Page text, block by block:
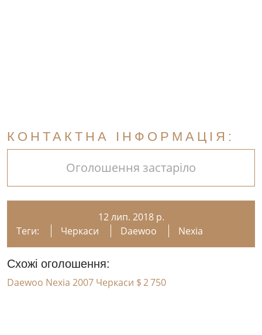
КОНТАКТНА ІНФОРМАЦІЯ:
Оголошення застаріло
12 лип. 2018 р.
Теги:
Черкаси Daewoo Nexia
Схожі оголошення:
Daewoo Nexia 2007 Черкаси $ 2 750